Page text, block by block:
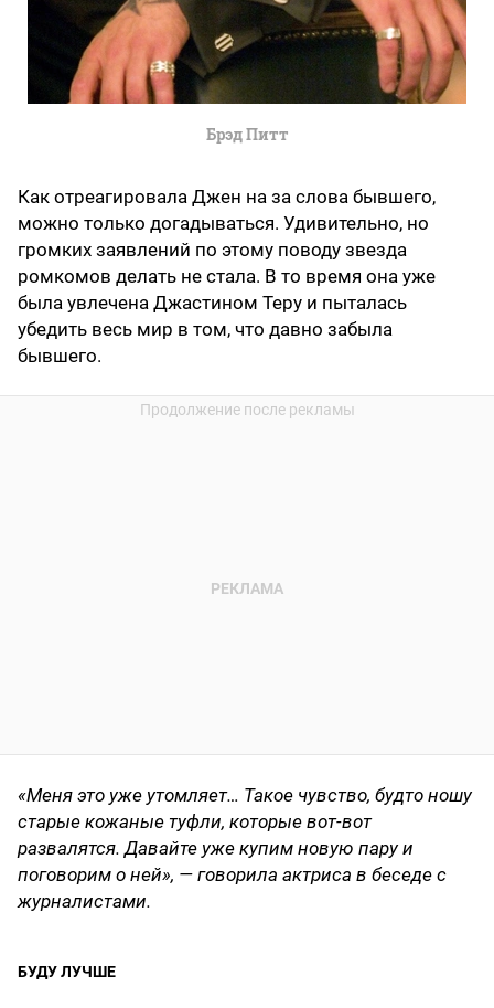
Брэд Питт
Как отреагировала Джен на за слова бывшего,
можно только догадываться. Удивительно, но
громких заявлений по этому поводу звезда
ромкомов делать не стала. В то время она уже
была увлечена Джастином Теру и пыталась
убедить весь мир в том, что давно забыла
бывшего.
«Меня это уже утомляет… Такое чувство, будто ношу
старые кожаные туфли, которые вот-вот
развалятся. Давайте уже купим новую пару и
поговорим о ней», — говорила актриса в беседе с
журналистами.
БУДУ ЛУЧШЕ